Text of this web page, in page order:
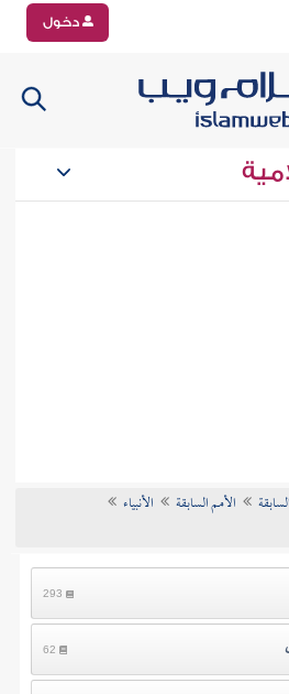
دخول
الأمم السابقة
الأنبياء
293
62